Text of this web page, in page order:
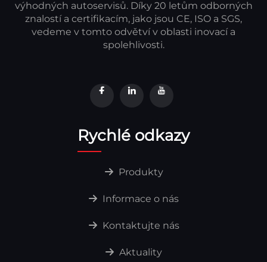
výhodných autoservisů. Díky 20 letům odborných
znalostí a certifikacím, jako jsou CE, ISO a SGS,
vedeme v tomto odvětví v oblasti inovací a
spolehlivosti.
Rychlé odkazy
Produkty
Informace o nás
Kontaktujte nás
Aktuality